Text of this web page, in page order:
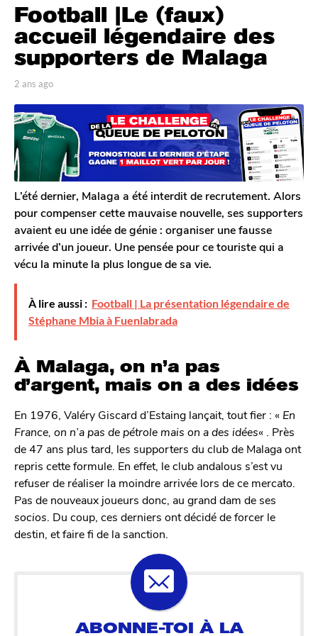
a
s
a
g
2
a
n
s
a
g
o
Football |Le (faux)
accueil légendaire des
supporters de Malaga
p
r
T
o
m
G
a
l
r
o
n
2 ans ago
s
a
L’été dernier, Malaga a été interdit de recrutement. Alors
pour compenser cette mauvaise nouvelle, ses supporters
avaient eu une idée de génie : organiser une fausse
arrivée d’un joueur. Une pensée pour ce touriste qui a
vécu la minute la plus longue de sa vie.
À lire aussi : Football | La présentation légendaire de
Stéphane Mbia à Fuenlabrada
À Malaga, on n’a pas
d’argent, mais on a des idées
En 1976, Valéry Giscard d’Estaing lançait, tout fier : « En
France, on n’a pas de pétrole mais on a des idées« . Près
de 47 ans plus tard, les supporters du club de Malaga ont
repris cette formule. En effet, le club andalous s’est vu
refuser de réaliser la moindre arrivée lors de ce mercato.
Pas de nouveaux joueurs donc, au grand dam de ses
socios . Du coup, ces derniers ont décidé de forcer le
destin, et faire fi de la sanction.